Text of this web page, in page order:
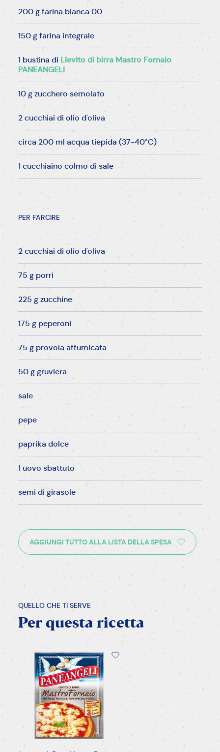
200 g farina bianca 00
150 g farina integrale
1 bustina di Lievito di birra Mastro Fornaio
PANEANGELI
10 g zucchero semolato
2 cucchiai di olio d'oliva
circa 200 ml acqua tiepida (37-40°C)
1 cucchiaino colmo di sale
PER FARCIRE
2 cucchiai di olio d'oliva
75 g porri
225 g zucchine
175 g peperoni
75 g provola affumicata
50 g gruviera
sale
pepe
paprika dolce
1 uovo sbattuto
semi di girasole
AGGIUNGI TUTTO ALLA LISTA DELLA SPESA
QUELLO CHE TI SERVE
Per questa ricetta